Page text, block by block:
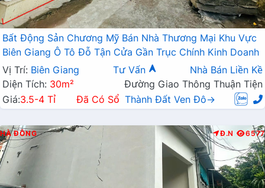
Bất Động Sản Chương Mỹ Bán Nhà Thương Mại Khu Vực
Biên Giang Ô Tô Đỗ Tận Cửa Gần Trục Chính Kinh Doanh
Vị Trí: Biên Giang Tư Vấn
Nhà Bán Liền Kề
Diện Tích: 30m²
Đường Giao Thông Thuận Tiện
Giá:3.5-4 Tỉ Đã Có Sổ Thành Đất Ven Đô→
HÀ ĐÔNG Đ.N 6577